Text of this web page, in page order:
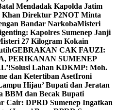
Mendadak Kapolda Jatim
Khan Direktur P2NOT Minta
Bandar NarkobaMisteri
Kapolres Sumenep Janji
27 Kilogram Kokain
GEBRAKAN CAK FAUZI:
PERIKANAN SUMENEP
Solusi Lahan KDKMP: Moh.
dan Ketertiban AsetIroni
Hijau’ Bupati dan Jeratan
BBM dan Becak Bupati
Cair: DPRD Sumenep Ingatkan